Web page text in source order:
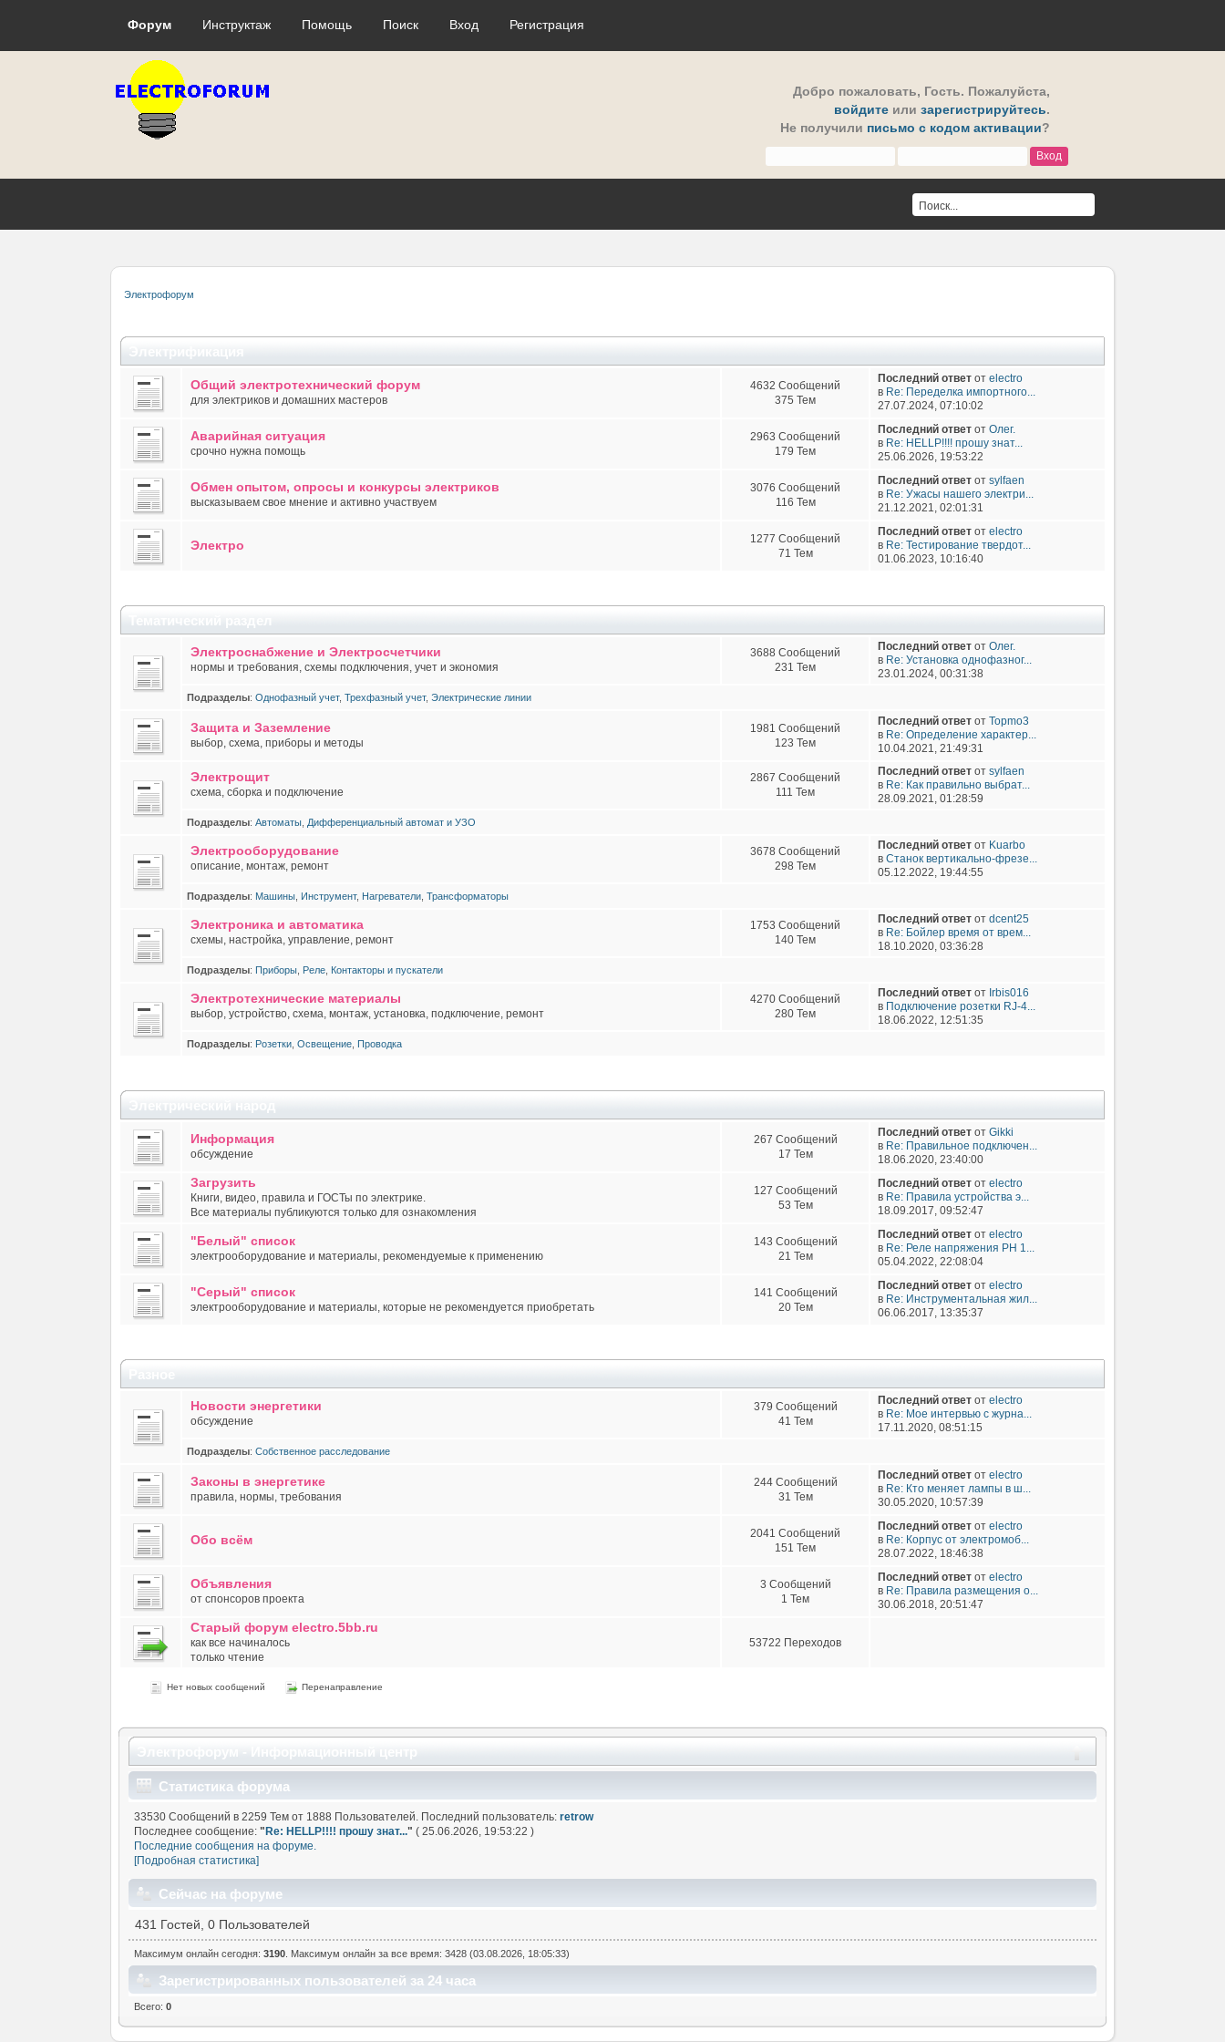
Форум Инструктаж Помощь Поиск Вход Регистрация
Добро пожаловать, Гость. Пожалуйста,
войдите или зарегистрируйтесь.
Не получили письмо с кодом активации?
Электрофорум
Общий электротехнический форум
для электриков и домашних мастеров
4632 Сообщений
375 Тем
Последний ответ отelectro
в Re: Переделка импортного...
27.07.2024, 07:10:02
Аварийная ситуация
срочно нужна помощь
2963 Сообщений
179 Тем
Последний ответ отОлег.
в Re: HELLP!!!! прошу знат...
25.06.2026, 19:53:22
Обмен опытом, опросы и конкурсы электриков
высказываем свое мнение и активно участвуем
3076 Сообщений
116 Тем
Последний ответ отsylfaen
в Re: Ужасы нашего электри...
21.12.2021, 02:01:31
Электро
1277 Сообщений
71 Тем
Последний ответ отelectro
в Re: Тестирование твердот...
01.06.2023, 10:16:40
Электроснабжение и Электросчетчики
нормы и требования, схемы подключения, учет и экономия
3688 Сообщений
231 Тем
Последний ответ отОлег.
в Re: Установка однофазног...
23.01.2024, 00:31:38
Подразделы: Однофазный учет, Трехфазный учет, Электрические линии
Защита и Заземление
выбор, схема, приборы и методы
1981 Сообщений
123 Тем
Последний ответ отTopmo3
в Re: Определение характер...
10.04.2021, 21:49:31
Электрощит
схема, сборка и подключение
2867 Сообщений
111 Тем
Последний ответ отsylfaen
в Re: Как правильно выбрат...
28.09.2021, 01:28:59
Подразделы: Автоматы Дифференциальный автомат и УЗО
Электрооборудование
описание, монтаж, ремонт
3678 Сообщений
298 Тем
Последний ответ от Kuarbo
вСтанок вертикально-фрезе...
05.12.2022, 19:44:55
Подразделы: Машины Инструмент, Нагреватели Трансформаторы
Электроника и автоматика
схемы, настройка, управление, ремонт
1753 Сообщений
140 Тем
Последний ответ отdcent25
в Re: Бойлер время от врем...
18.10.2020, 03:36:28
Подразделы: Приборы Реле Контакторы и пускатели
Электротехнические материалы
выбор, устройство, схема, монтаж, установка, подключение, ремонт
4270 Сообщений
280 Тем
Последний ответ от Irbis016
в Подключение розетки RJ-4...
18.06.2022, 12:51:35
Подразделы: Розетки Освещение Проводка
Информация
обсуждение
267 Сообщений
17 Тем
Последний ответ отGikki
в Re: Правильное подключен...
18.06.2020, 23:40:00
Загрузить
Книги, видео, правила и ГОСТы по электрике.
Все материалы публикуются только для ознакомления
127 Сообщений
53 Тем
Последний ответ отelectro
в Re: Правила устройства э...
18.09.2017, 09:52:47
"Белый" список
электрооборудование и материалы, рекомендуемые к применению
143 Сообщений
21 Тем
Последний ответ отelectro
в Re: Реле напряжения РН 1...
05.04.2022, 22:08:04
"Серый" список
электрооборудование и материалы, которые не рекомендуется приобретать
141 Сообщений
20 Тем
Последний ответ отelectro
в Re: Инструментальная жил...
06.06.2017, 13:35:37
Новости энергетики
обсуждение
379 Сообщений
41 Тем
Последний ответ отelectro
в Re: Мое интервью с журна...
17.11.2020, 08:51:15
Подразделы: Собственное расследование
Законы в энергетике
правила, нормы, требования
244 Сообщений
31 Тем
Последний ответ отelectro
в Re: Кто меняет лампы в ш...
30.05.2020, 10:57:39
Обо всём
2041 Сообщений
151 Тем
Последний ответ отelectro
в Re: Корпус от электромоб...
28.07.2022, 18:46:38
Объявления
от спонсоров проекта
3 Сообщений
1 Тем
Последний ответ отelectro
в Re: Правила размещения о...
30.06.2018, 20:51:47
Старый форум electro.5bb.ru
как все начиналось
только чтение
53722 Переходов
Нет новых сообщений Перенаправление
Статистика форума
33530 Сообщений в 2259 Тем от 1888 Пользователей. Последний пользователь:retrow
Последнее сообщение:"Re: HELLP!!!! прошу знат..." ( 25.06.2026, 19:53:22 )
Последние сообщения на форуме.
[Подробная статистика]
Сейчас на форуме
431 Гостей, 0 Пользователей
Максимум онлайн сегодня: 3190. Максимум онлайн за все время: 3428 (03.08.2026, 18:05:33)
Зарегистрированных пользователей за 24 часа
Всего: 0